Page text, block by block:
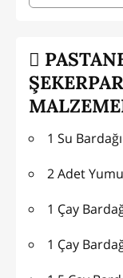
2 Adet
1 Çay
1 Çay